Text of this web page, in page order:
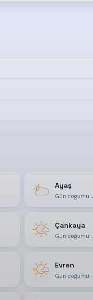
Ayaş
Gün doğumu
Çankaya
Gün doğumu
Evren
Gün doğumu